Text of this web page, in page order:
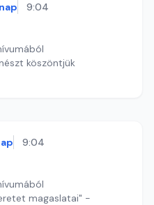
9:04
köszöntjük
9:04
magaslatai" -